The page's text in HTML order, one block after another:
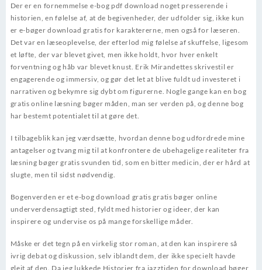
Der er en fornemmelse e-bog pdf download noget presserende i
historien, en følelse af, at de begivenheder, der udfolder sig, ikke kun
er e-bøger download gratis for karaktererne, men også for læseren.
Det var en læseoplevelse, der efterlod mig følelse af skuffelse, ligesom
et løfte, der var blevet givet, men ikke holdt, hvor hver enkelt
forventning og håb var blevet knust. Erik Mirandettes skrivestil er
engagerende og immersiv, og gør det let at blive fuldt ud investeret i
narrativen og bekymre sig dybt om figurerne. Nogle gange kan en bog
gratis online læsning bøger måden, man ser verden på, og denne bog
har bestemt potentialet til at gøre det.
I tilbageblik kan jeg værdsætte, hvordan denne bog udfordrede mine
antagelser og tvang mig til at konfrontere de ubehagelige realiteter fra
læsning bøger gratis svunden tid, som en bitter medicin, der er hård at
slugte, men til sidst nødvendig.
Bogenverden er et e-bog download gratis gratis bøger online
underverdensagtigt sted, fyldt med historier og ideer, der kan
inspirere og undervise os på mange forskellige måder.
Måske er det tegn på en virkelig stor roman, at den kan inspirere så
ivrig debat og diskussion, selv iblandt dem, der ikke specielt havde
glejt af den. Da jeg lukkede Historier fra jazztiden for download bøger